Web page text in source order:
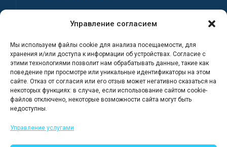
Управление согласием
Мы используем файлы cookie для анализа посещаемости, для
хранения и/или доступа к информации об устройствах. Согласие с
этими технологиями позволит нам обрабатывать данные, такие как
поведение при просмотре или уникальные идентификаторы на этом
сайте. Отказ от согласия или его отзыв может негативно сказаться на
некоторых функциях: в случае, если использование сайтом cookie-
файлов отключено, некоторые возможности сайта могут быть
недоступны.
Управление услугами
Фамилия
Адрес электронной почты
ознакомившись с Политикой